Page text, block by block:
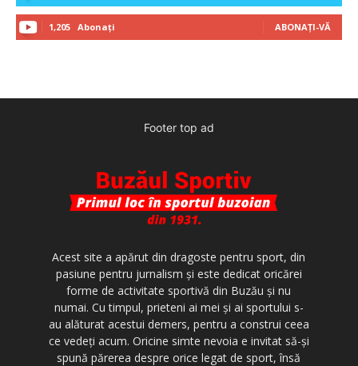
1,205 Abonați ABONAȚI-VĂ
Footer top ad
Acest site a apărut din dragoste pentru sport, din
pasiune pentru jurnalism şi este dedicat oricărei
forme de activitate sportivă din Buzău şi nu
numai. Cu timpul, prieteni ai mei şi ai sportului s-
au alăturat acestui demers, pentru a construi ceea
ce vedeţi acum. Oricine simte nevoia e invitat să-şi
spună părerea despre orice legat de sport, însă